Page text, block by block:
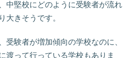
中堅校にどのように受験者が流れ
大きそうです。
受験者が増加傾向の学校なのに、
渡って行っている学校もありま